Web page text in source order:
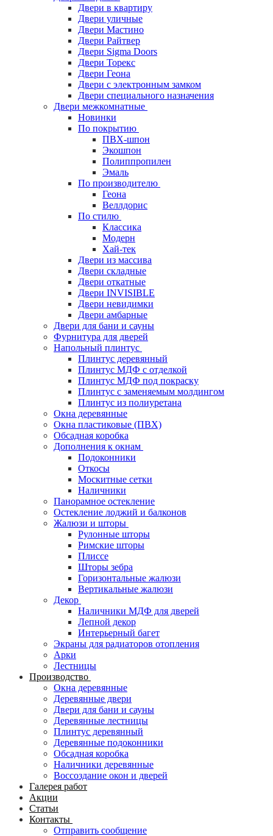
Двери в квартиру
Двери уличные
Двери Мастино
Двери Райтвер
Двери Sigma Doors
Двери Торекс
Двери Геона
Двери с электронным замком
Двери специального назначения
Двери межкомнатные
Новинки
По покрытию
ПВХ-шпон
Экошпон
Полиппропилен
Эмаль
По производителю
Геона
Веллдорис
По стилю
Классика
Модерн
Хай-тек
Двери из массива
Двери складные
Двери откатные
Двери INVISIBLE
Двери невидимки
Двери амбарные
Двери для бани и сауны
Фурнитура для дверей
Напольный плинтус
Плинтус деревянный
Плинтус МДФ с отделкой
Плинтус МДФ под покраску
Плинтус с заменяемым молдингом
Плинтус из полиуретана
Окна деревянные
Окна пластиковые (ПВХ)
Обсадная коробка
Дополнения к окнам
Подоконники
Откосы
Москитные сетки
Наличники
Панорамное остекление
Остекление лоджий и балконов
Жалюзи и шторы
Рулонные шторы
Римские шторы
Плиссе
Шторы зебра
Горизонтальные жалюзи
Вертикальные жалюзи
Декор
Наличники МДФ для дверей
Лепной декор
Интерьерный багет
Экраны для радиаторов отопления
Арки
Лестницы
Производство
Окна деревянные
Деревянные двери
Двери для бани и сауны
Деревянные лестницы
Плинтус деревянный
Деревянные подоконники
Обсадная коробка
Наличники деревянные
Воссоздание окон и дверей
Галерея работ
Акции
Статьи
Контакты
Отправить сообщение